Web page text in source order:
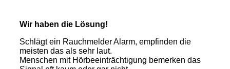
Wir haben die Lösung!
Schlägt ein Rauchmelder Alarm, empfinden die
meisten das als sehr laut.
Menschen mit Hörbeeinträchtigung bemerken das